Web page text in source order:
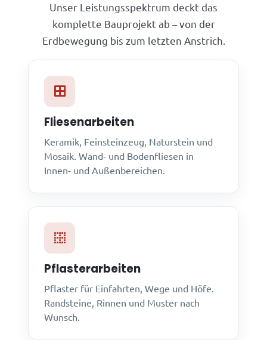
Unser Leistungsspektrum deckt das
komplette Bauprojekt ab – von der
Erdbewegung bis zum letzten Anstrich.
Fliesenarbeiten
Keramik, Feinsteinzeug, Naturstein und
Mosaik. Wand- und Bodenfliesen in
Innen- und Außenbereichen.
Pflasterarbeiten
Pflaster für Einfahrten, Wege und Höfe.
Randsteine, Rinnen und Muster nach
Wunsch.